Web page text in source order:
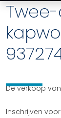
De verkoop van
Inschrijven voor